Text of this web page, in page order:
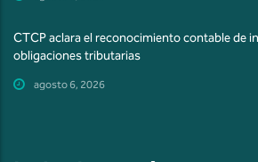
CTCP aclara el reconocimiento contable de
obligaciones tributarias
agosto 6, 2026